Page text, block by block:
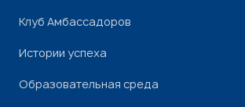
Клуб Амбассадоров
Истории успеха
Образовательная среда